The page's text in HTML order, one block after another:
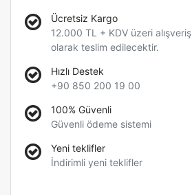
Ücretsiz Kargo
12.000 TL + KDV üzeri
olarak teslim edilecektir.
Hızlı Destek
+90 850 200 19 00
100% Güvenli
Güvenli ödeme sistemi
Yeni teklifler
İndirimli yeni teklifler